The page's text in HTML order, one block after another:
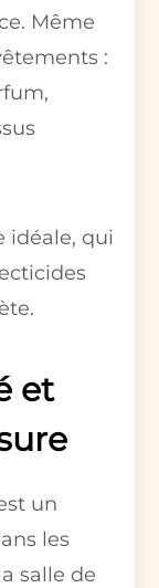
Même
:
idéale, qui
et
un
les
salle de